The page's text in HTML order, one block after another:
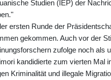
Studien (IEP) der
ersten Runde der
gekommen. Auch vor der
zufolge noch als
kandidierte zum vierten Mal
Kriminalität und illegale